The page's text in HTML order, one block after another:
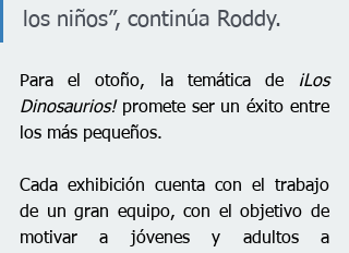
los niños”, continúa Roddy.
Para el otoño, la temática de
¡Los
Dinosaurios! promete ser un éxito entre
los más pequeños.
Cada exhibición cuenta con el trabajo
de un gran equipo, con el objetivo de
motivar a jóvenes y adultos a